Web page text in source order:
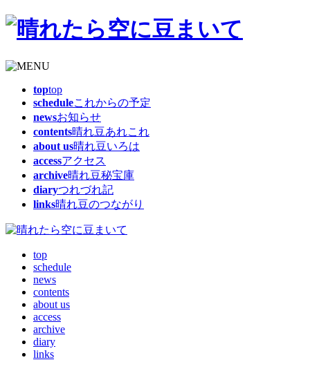
toptop
scheduleこれからの予定
newsお知らせ
contents晴れ豆あれこれ
about us晴れ豆いろは
accessアクセス
archive晴れ豆秘宝庫
diaryつれづれ記
links晴れ豆のつながり
top
schedule
news
contents
about us
access
archive
diary
links